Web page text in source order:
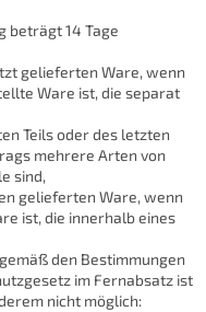
beträgt 14 Tage
gelieferten Ware, wenn
Ware ist, die separat
Teils oder des letzten
mehrere Arten von
sind,
gelieferten Ware, wenn
ist, die innerhalb eines
den Bestimmungen
im Fernabsatz ist
nicht möglich: